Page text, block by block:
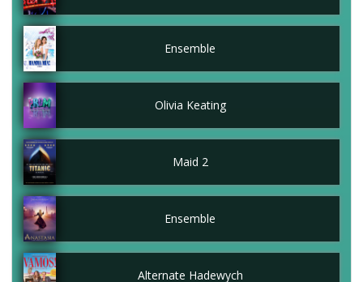
Ensemble
Olivia Keating
Maid 2
Ensemble
Alternate Hadewych